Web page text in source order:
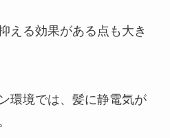
える効果がある点も大き
環境では、髪に静電気が